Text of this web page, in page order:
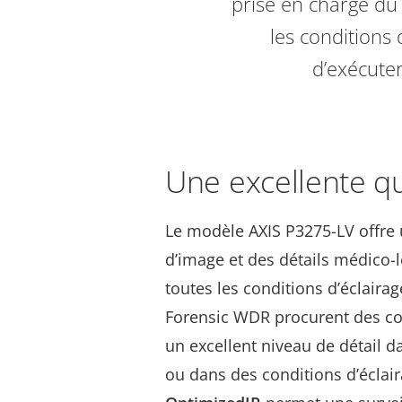
les conditions
Une excellente
Le modèle AXIS P3275-LV
d’image et des détails
toutes les conditions
Forensic WDR procurent des
un excellent niveau de détail
ou dans des conditions